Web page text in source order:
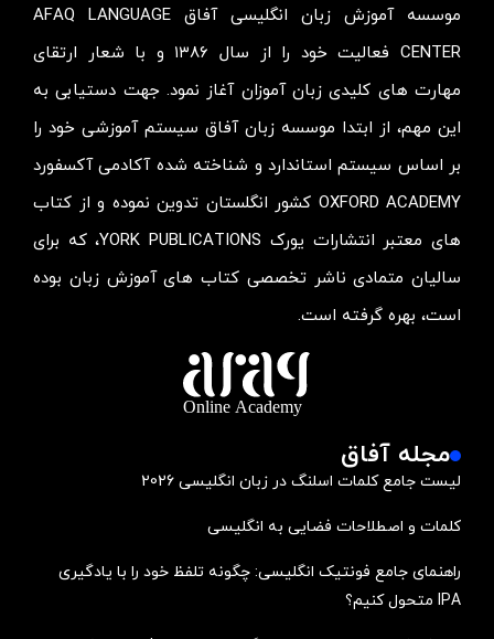
موسسه آموزش زبان انگلیسی آفاق AFAQ LANGUAGE
CENTER فعالیت خود را از سال ۱۳۸۶ و با شعار ارتقای
مهارت های کلیدی زبان آموزان آغاز نمود. جهت دستیابی به
این مهم، از ابتدا موسسه زبان آفاق سیستم آموزشی خود را
بر اساس سیستم استاندارد و شناخته شده آکادمی آکسفورد
OXFORD ACADEMY کشور انگلستان تدوین نموده و از کتاب
های معتبر انتشارات یورک YORK PUBLICATIONS، که برای
سالیان متمادی ناشر تخصصی کتاب های آموزش زبان بوده
است، بهره گرفته است.
مجله آفاق
لیست جامع کلمات اسلنگ در زبان انگلیسی 2026
کلمات و اصطلاحات فضایی به انگلیسی
راهنمای جامع فونتیک انگلیسی: چگونه تلفظ خود را با یادگیری
IPA متحول کنیم؟